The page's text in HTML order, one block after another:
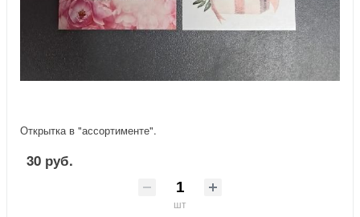
Открытка в "ассортименте".
30 руб.
шт